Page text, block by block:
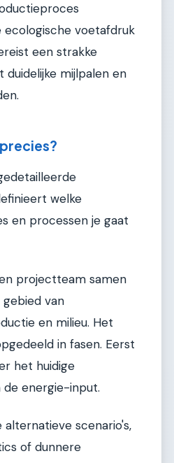
ecologische voetafdruk
een strakke
mijlpalen en
welke
en processen je gaat
projectteam samen
van
en milieu. Het
in fasen. Eerst
het huidige
de energie-input.
alternatieve scenario's,
of dunnere